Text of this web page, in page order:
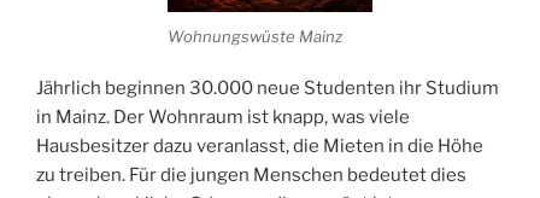
Wohnungswüste Mainz
Jährlich beginnen 30.000 neue Studenten ihr Studium
in Mainz. Der Wohnraum ist knapp, was viele
Hausbesitzer dazu veranlasst, die Mieten in die Höhe
zu treiben. Für die jungen Menschen bedeutet dies